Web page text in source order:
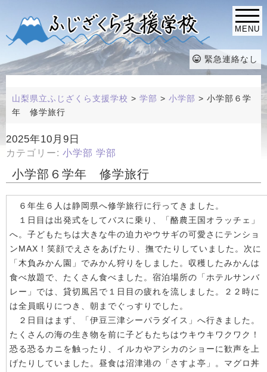
MENU
緊急連絡なし
山梨県立ふじざくら支援学校 > 学部 > 小学部 > 小学部６学
年 修学旅行
2025年10月9日
カテゴリー: 小学部 学部
小学部６学年 修学旅行
６年生６人は静岡県へ修学旅行に行ってきました。
１日目は出発式をしてバスに乗り、「酪農王国オラッチェ」
へ。子どもたちは大きな牛の迫力やウサギの可愛さにテンショ
ンMAX！笑顔でえさをあげたり、撫でたりしていました。次に
「木負みかん園」でみかん狩りをしました。収穫したみかんは
食べ放題で、たくさん食べました。宿泊場所の「ホテルサンバ
レー」では、貸切風呂で１日目の疲れを流しました。２２時に
は全員眠りにつき、朝までぐっすりでした。
２日目はまず、「伊豆三津シーパラダイス」へ行きました。
たくさんの海の生き物を前に子どもたちはウキウキワクワク！
恐る恐るカニを触ったり、イルカやアシカのショーに歓声を上
げたりしていました。昼食は沼津港の「さすよ亭」。マグロ丼